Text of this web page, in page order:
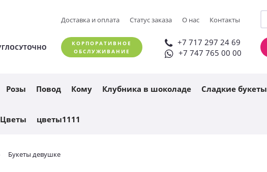
+7 717 297 24 69
+7 747 765 00 00
ЗАКАЗАТЬ ЗВОНОК
Доставка и оплата Статус заказа О нас Контакты
КОРПОРАТИВНОЕ
ОБСЛУЖИВАНИЕ
+7 717 297 24 69
+7 747 765 00 00
Розы Повод Кому Клубника в шоколаде Сладкие букеты
Цветы цветы1111
Букеты девушке